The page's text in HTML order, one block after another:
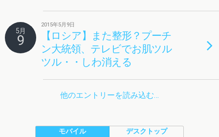
5月
9
2015年5月9日
【ロシア】また整形？プーチ
ン大統領、テレビでお肌ツル
ツル・・しわ消える
他のエントリーを読み込む…
モバイル デスクトップ